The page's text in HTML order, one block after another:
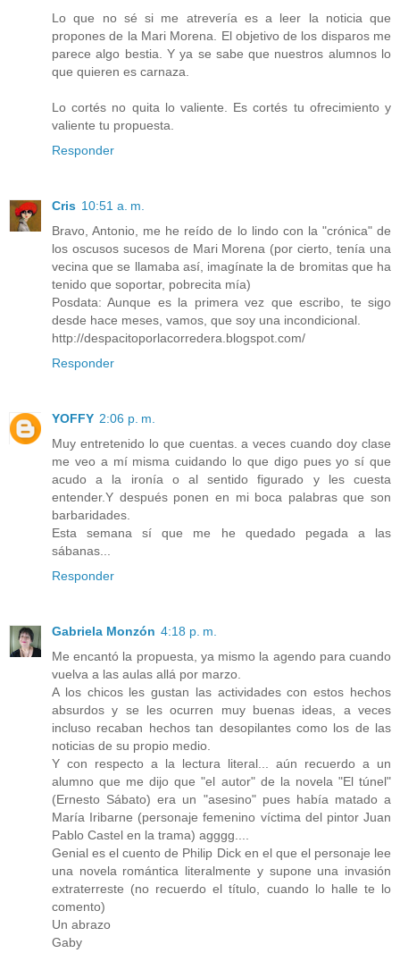
Lo que no sé si me atrevería es a leer la noticia que
propones de la Mari Morena. El objetivo de los disparos me
parece algo bestia. Y ya se sabe que nuestros alumnos lo
que quieren es carnaza.
Lo cortés no quita lo valiente. Es cortés tu ofrecimiento y
valiente tu propuesta.
Responder
Cris 10:51 a. m.
Bravo, Antonio, me he reído de lo lindo con la "crónica" de
los oscusos sucesos de Mari Morena (por cierto, tenía una
vecina que se llamaba así, imagínate la de bromitas que ha
tenido que soportar, pobrecita mía)
Posdata: Aunque es la primera vez que escribo, te sigo
desde hace meses, vamos, que soy una incondicional.
http://despacitoporlacorredera.blogspot.com/
Responder
YOFFY 2:06 p. m.
Muy entretenido lo que cuentas. a veces cuando doy clase
me veo a mí misma cuidando lo que digo pues yo sí que
acudo a la ironía o al sentido figurado y les cuesta
entender.Y después ponen en mi boca palabras que son
barbaridades.
Esta semana sí que me he quedado pegada a las
sábanas...
Responder
Gabriela Monzón 4:18 p. m.
Me encantó la propuesta, ya mismo la agendo para cuando
vuelva a las aulas allá por marzo.
A los chicos les gustan las actividades con estos hechos
absurdos y se les ocurren muy buenas ideas, a veces
incluso recaban hechos tan desopilantes como los de las
noticias de su propio medio.
Y con respecto a la lectura literal... aún recuerdo a un
alumno que me dijo que "el autor" de la novela "El túnel"
(Ernesto Sábato) era un "asesino" pues había matado a
María Iribarne (personaje femenino víctima del pintor Juan
Pablo Castel en la trama) agggg....
Genial es el cuento de Philip Dick en el que el personaje lee
una novela romántica literalmente y supone una invasión
extraterreste (no recuerdo el título, cuando lo halle te lo
comento)
Un abrazo
Gaby